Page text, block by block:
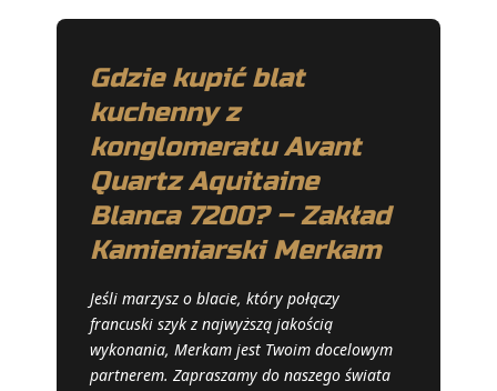
Gdzie kupić blat
kuchenny z
konglomeratu Avant
Quartz Aquitaine
Blanca 7200? – Zakład
Kamieniarski Merkam
Jeśli marzysz o blacie, który połączy
francuski szyk z najwyższą jakością
wykonania, Merkam jest Twoim docelowym
partnerem. Zapraszamy do naszego świata